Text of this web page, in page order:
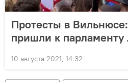
Протесты в
пришли к
10 августа 2021, 14:32